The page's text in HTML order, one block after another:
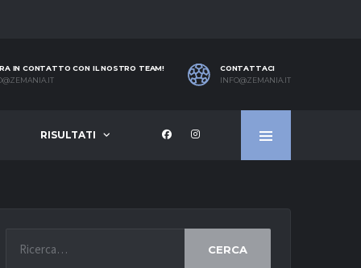
IN CONTATTO CON IL NOSTRO TEAM!
CONTATTACI
INFO@ZEMANIA.IT
RISULTATI
CERCA